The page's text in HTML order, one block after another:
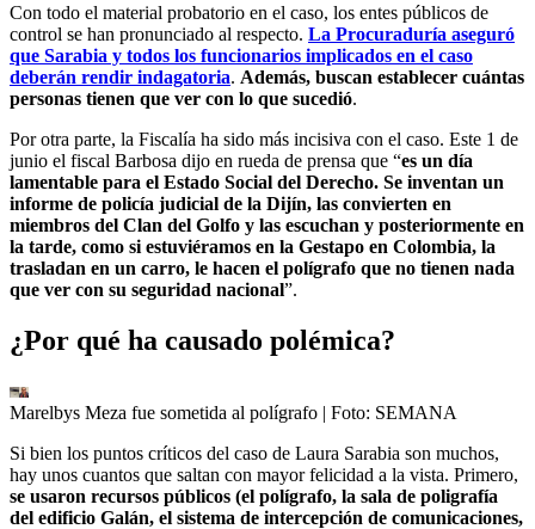
Con todo el material probatorio en el caso, los entes públicos de
control se han pronunciado al respecto. La Procuraduría aseguró
que Sarabia y todos los funcionarios implicados en el caso
deberán rendir indagatoria. Además, buscan establecer cuántas
personas tienen que ver con lo que sucedió.
Por otra parte, la Fiscalía ha sido más incisiva con el caso. Este 1 de
junio el fiscal Barbosa dijo en rueda de prensa que “es un día
lamentable para el Estado Social del Derecho. Se inventan un
informe de policía judicial de la Dijín, las convierten en
miembros del Clan del Golfo y las escuchan y posteriormente en
la tarde, como si estuviéramos en la Gestapo en Colombia, la
trasladan en un carro, le hacen el polígrafo que no tienen nada
que ver con su seguridad nacional”.
¿Por qué ha causado polémica?
Marelbys Meza fue sometida al polígrafo | Foto: SEMANA
Si bien los puntos críticos del caso de Laura Sarabia son muchos,
hay unos cuantos que saltan con mayor felicidad a la vista. Primero,
se usaron recursos públicos (el polígrafo, la sala de poligrafía
del edificio Galán, el sistema de intercepción de comunicaciones,